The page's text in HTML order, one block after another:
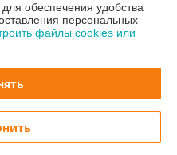
обеспечения удобства
персональных
файлы cookies или